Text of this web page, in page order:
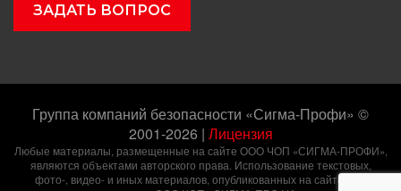
Группа компаний безопасности «Сигма-Профи» ©
2001-2026 | Лицензия
Любые материалы, размещенные на сайте ООО ЧОП «СИГМА-ПРОФИ»,
являются объектами авторского права. Использование текстовых,
фото-, видео- и иных материалов, опубликованных на сайте, без